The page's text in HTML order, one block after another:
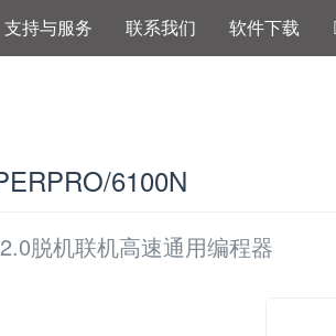
支持与服务 联系我们 软件下载
6100N
脱机联机高速通用编程器